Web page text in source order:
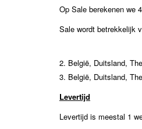
Op Sale berekenen we
Sale wordt betrekkelijk
2. België, Duitsland,
3. België, Duitsland,
Levertijd
Levertijd is meestal 1